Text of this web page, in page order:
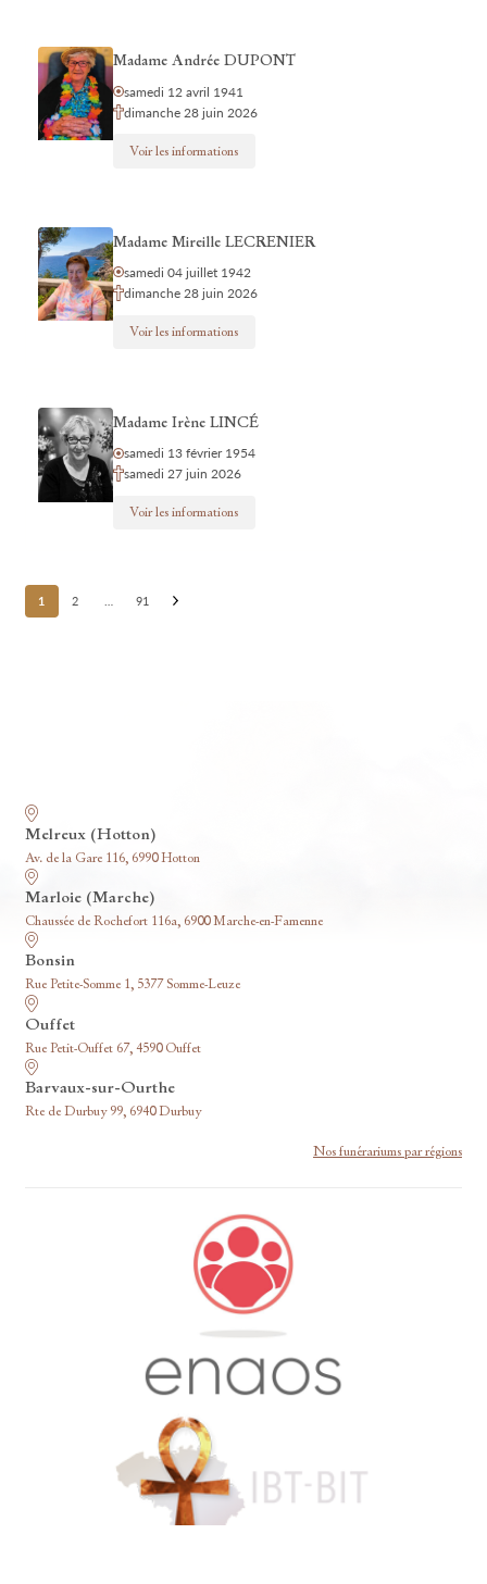
Madame Andrée DUPONT
samedi 12 avril 1941
dimanche 28 juin 2026
Voir les informations
Madame Mireille LECRENIER
samedi 04 juillet 1942
dimanche 28 juin 2026
Voir les informations
Madame Irène LINCÉ
samedi 13 février 1954
samedi 27 juin 2026
Voir les informations
Posts
pagination
1 2 91
Melreux (Hotton)
Av. de la Gare 116, 6990 Hotton
Marloie (Marche)
Chaussée de Rochefort 116a, 6900 Marche-en-Famenne
Bonsin
Rue Petite-Somme 1, 5377 Somme-Leuze
Ouffet
Rue Petit-Ouffet 67, 4590 Ouffet
Barvaux-sur-Ourthe
Rte de Durbuy 99, 6940 Durbuy
Nos funérariums par régions